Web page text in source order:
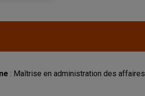
: Maîtrise en administration des affaires